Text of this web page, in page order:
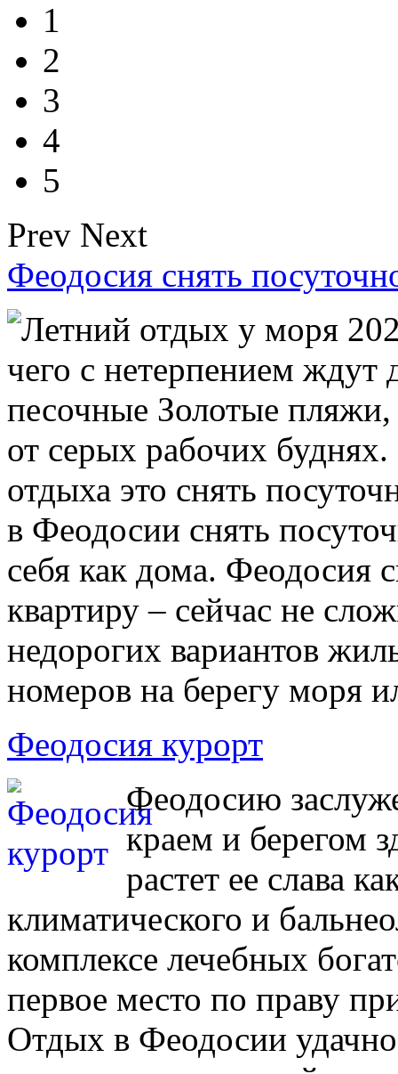
1
2
3
4
5
Prev Next
Феодосия снять
Летний отдых у моря
чего с нетерпением ждут
песочные Золотые пляжи,
от серых рабочих
отдыха это снять
в Феодосии снять
себя как дома. Феодосия
квартиру – сейчас не
недорогих вариантов
номеров на берегу моря
Феодосия курорт
Феодосию
краем и берегом
растет ее слава
климатического и
комплексе лечебных
первое место по праву
Отдых в Феодосии удачно